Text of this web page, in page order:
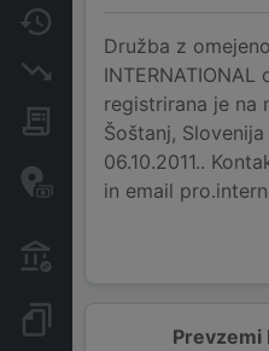
Insolvenčni postopki
Javna naročila
Davčne oaze in sumljive
transakcije
Družba z
registrirana je na
Šoštanj,
06.10.2011..
in email